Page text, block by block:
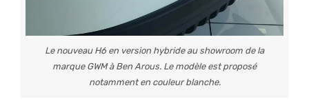
Le nouveau H6 en version hybride au showroom de la
marque GWM à Ben Arous. Le modèle est proposé
notamment en couleur blanche.